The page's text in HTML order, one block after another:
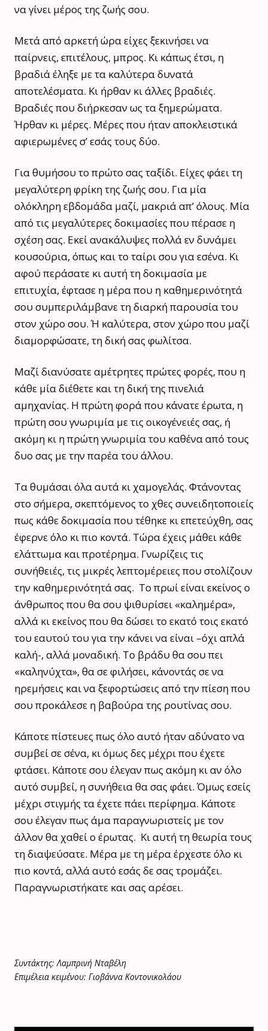
να γίνει μέρος της ζωής σου.
Μετά από αρκετή ώρα είχες ξεκινήσει να
παίρνεις, επιτέλους, μπρος. Κι κάπως έτσι, η
βραδιά έληξε με τα καλύτερα δυνατά
αποτελέσματα. Κι ήρθαν κι άλλες βραδιές.
Βραδιές που διήρκεσαν ως τα ξημερώματα.
Ήρθαν κι μέρες. Μέρες που ήταν αποκλειστικά
αφιερωμένες σ’ εσάς τους δύο.
Για θυμήσου το πρώτο σας ταξίδι. Είχες φάει τη
μεγαλύτερη φρίκη της ζωής σου. Για μία
ολόκληρη εβδομάδα μαζί, μακριά απ’ όλους. Μία
από τις μεγαλύτερες δοκιμασίες που πέρασε η
σχέση σας. Εκεί ανακάλυψες πολλά εν δυνάμει
κουσούρια, όπως και το ταίρι σου για εσένα. Κι
αφού περάσατε κι αυτή τη δοκιμασία με
επιτυχία, έφτασε η μέρα που η καθημερινότητά
σου συμπεριλάμβανε τη διαρκή παρουσία του
στον χώρο σου. Ή καλύτερα, στον χώρο που μαζί
διαμορφώσατε, τη δική σας φωλίτσα.
Μαζί διανύσατε αμέτρητες πρώτες φορές, που η
κάθε μία διέθετε και τη δική της πινελιά
αμηχανίας. Η πρώτη φορά που κάνατε έρωτα, η
πρώτη σου γνωριμία με τις οικογένειές σας, ή
ακόμη κι η πρώτη γνωριμία του καθένα από τους
δυο σας με την παρέα του άλλου.
Τα θυμάσαι όλα αυτά κι χαμογελάς. Φτάνοντας
στο σήμερα, σκεπτόμενος το χθες συνειδητοποιείς
πως κάθε δοκιμασία που τέθηκε κι επετεύχθη, σας
έφερνε όλο κι πιο κοντά. Τώρα έχεις μάθει κάθε
ελάττωμα και προτέρημα. Γνωρίζεις τις
συνήθειές, τις μικρές λεπτομέρειες που στολίζουν
την καθημερινότητά σας. Το πρωί είναι εκείνος ο
άνθρωπος που θα σου ψιθυρίσει «καλημέρα»,
αλλά κι εκείνος που θα δώσει το εκατό τοις εκατό
του εαυτού του για την κάνει να είναι –όχι απλά
καλή-, αλλά μοναδική. Το βράδυ θα σου πει
«καληνύχτα», θα σε φιλήσει, κάνοντάς σε να
ηρεμήσεις και να ξεφορτώσεις από την πίεση που
σου προκάλεσε η βαβούρα της ρουτίνας σου.
Κάποτε πίστευες πως όλο αυτό ήταν αδύνατο να
συμβεί σε σένα, κι όμως δες μέχρι που έχετε
φτάσει. Κάποτε σου έλεγαν πως ακόμη κι αν όλο
αυτό συμβεί, η συνήθεια θα σας φάει. Όμως εσείς
μέχρι στιγμής τα έχετε πάει περίφημα. Κάποτε
σου έλεγαν πως άμα παραγνωριστείς με τον
άλλον θα χαθεί ο έρωτας. Κι αυτή τη θεωρία τους
τη διαψεύσατε. Μέρα με τη μέρα έρχεστε όλο κι
πιο κοντά, αλλά αυτό εσάς δε σας τρομάζει.
Παραγνωριστήκατε και σας αρέσει.
Συντάκτης: Λαμπρινή Νταβέλη
Επιμέλεια κειμένου: Γιοβάννα Κοντονικολάου